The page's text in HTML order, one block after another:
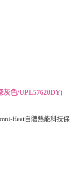
灰色/UPL57620DY)
Heat自體熱能科技保